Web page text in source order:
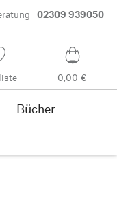
02309 939050
0,00 €
Bücher